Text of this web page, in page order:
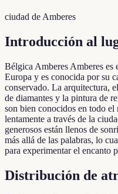
ciudad de Amberes
Introducción al
Bélgica Amberes Amberes es
Europa y es conocida por su
conservado. La arquitectura,
de diamantes y la pintura de
son bien conocidos en todo
lentamente a través de la
generosos están llenos de
más allá de las palabras, lo
para experimentar el encanto
Distribución de